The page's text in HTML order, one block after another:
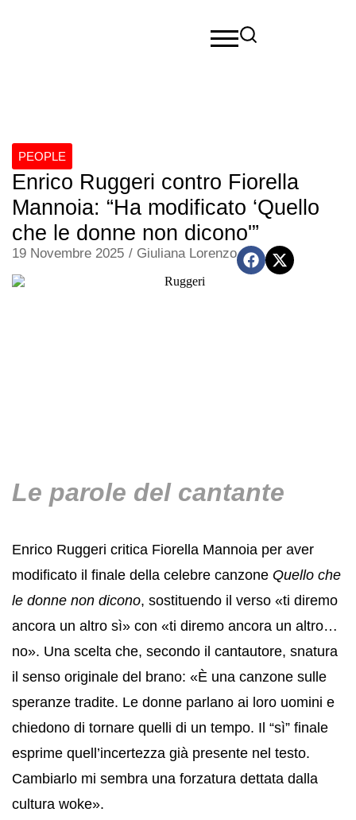
PEOPLE
Enrico Ruggeri contro Fiorella
Mannoia: “Ha modificato ‘Quello
che le donne non dicono'”
19 Novembre 2025 / Giuliana Lorenzo
Le parole del cantante
Enrico Ruggeri critica Fiorella Mannoia per aver
modificato il finale della celebre canzone Quello che
le donne non dicono, sostituendo il verso «ti diremo
ancora un altro sì» con «ti diremo ancora un altro…
no». Una scelta che, secondo il cantautore, snatura
il senso originale del brano: «È una canzone sulle
speranze tradite. Le donne parlano ai loro uomini e
chiedono di tornare quelli di un tempo. Il “sì” finale
esprime quell’incertezza già presente nel testo.
Cambiarlo mi sembra una forzatura dettata dalla
cultura woke».